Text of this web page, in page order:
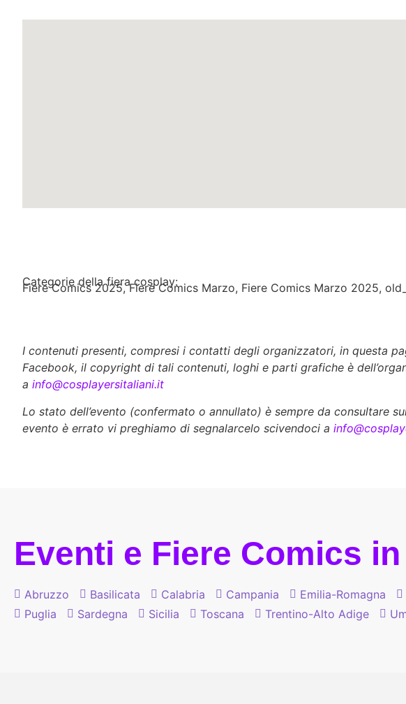
Categorie della fiera cosplay:
Fiere Comics 2025,Fiere Comics Marzo, Fiere Comics Marzo 2025,
I contenuti presenti, compresi i contatti degli organizzatori, in questa
Facebook, il copyright di tali contenuti, loghi e parti grafiche è
a info@cosplayersitaliani.it
Lo stato dell’evento (confermato o annullato) è sempre da consultare
evento è errato vi preghiamo di segnalarcelo scivendoci a
Eventi e Fiere Comics
Abruzzo Basilicata Calabria Campania Emilia-Romagna
Puglia
Sardegna Sicilia Toscana Trentino-Alto Adige